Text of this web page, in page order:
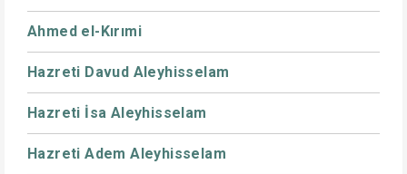
Ahmed el-Kırımi
Hazreti Davud Aleyhisselam
Hazreti İsa Aleyhisselam
Hazreti Adem Aleyhisselam